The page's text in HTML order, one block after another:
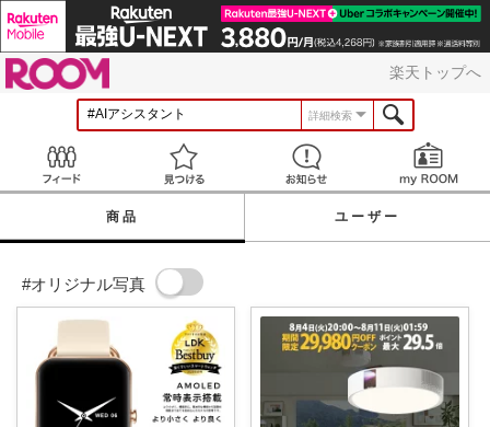
楽天トップへ
詳細検索
見つける お知らせ
商品 ユーザー
#オリジナル写真